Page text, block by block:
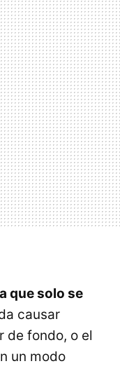
que solo se
causar
de fondo, o el
un modo